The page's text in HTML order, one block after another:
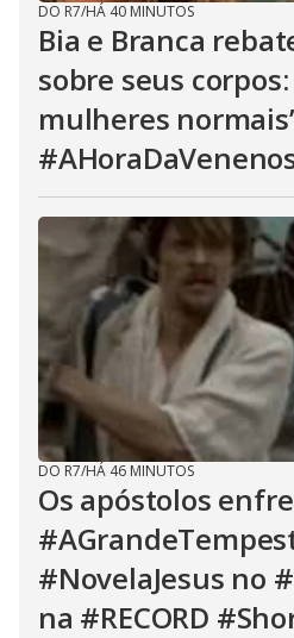
DO R7/HÁ 40 MINUTOS
Bia e Branca
sobre seus corpos:
mulheres normais’
DO R7/HÁ 46 MINUTOS
Os apóstolos
#NovelaJesus no
na #RECORD